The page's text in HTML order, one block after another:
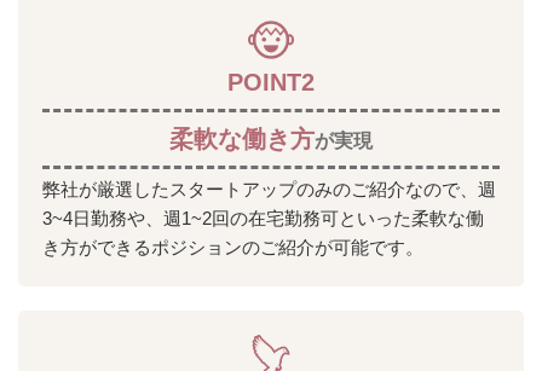
POINT2
柔軟な働き方が実現
弊社が厳選したスタートアップのみのご紹介なので、週
3~4日勤務や、週1~2回の在宅勤務可といった柔軟な働
き方ができるポジションのご紹介が可能です。